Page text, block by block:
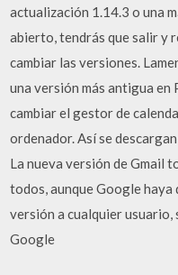
actualización 1.14.3 o una
abierto, tendrás que salir y
cambiar las versiones.
una versión más antigua en
cambiar el gestor de
ordenador. Así se
La nueva versión de Gmail
todos, aunque Google
versión a cualquier usuario,
Google